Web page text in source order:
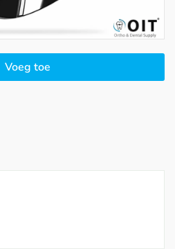
Voeg toe